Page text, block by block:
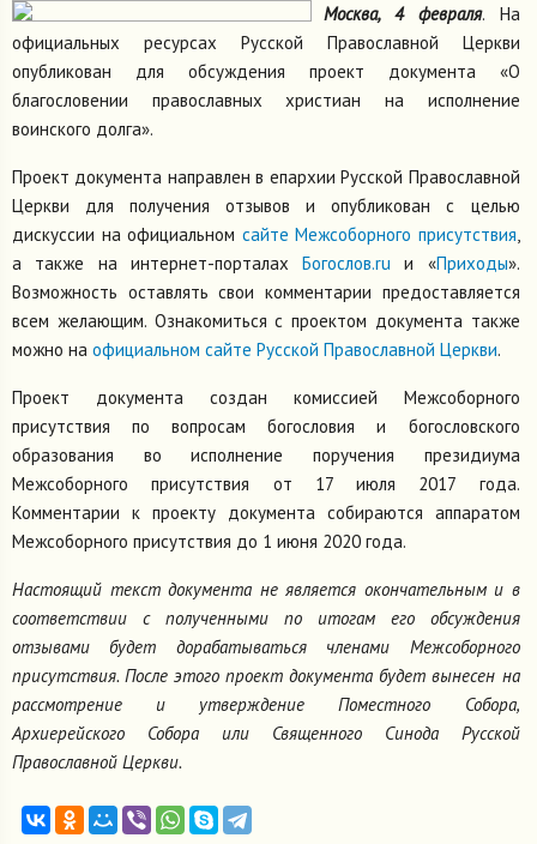
Москва, 4 февраля. На
официальных ресурсах Русской Православной Церкви
опубликован для обсуждения проект документа «О
благословении православных христиан на исполнение
воинского долга».
Проект документа направлен в епархии Русской Православной
Церкви для получения отзывов и опубликован с целью
дискуссии на официальном сайте Межсоборного присутствия,
а также на интернет-порталахБогослов.ru и «Приходы».
Возможность оставлять свои комментарии предоставляется
всем желающим. Ознакомиться с проектом документа также
можно на официальном сайте Русской Православной Церкви.
Проект документа создан комиссией Межсоборного
присутствия по вопросам богословия и богословского
образования во исполнение поручения президиума
Межсоборного присутствия от 17 июля 2017 года.
Комментарии к проекту документа собираются аппаратом
Межсоборного присутствия до 1 июня 2020 года.
Настоящий текст документа не является окончательным и в
соответствии с полученными по итогам его обсуждения
отзывами будет дорабатываться членами Межсоборного
присутствия. После этого проект документа будет вынесен на
рассмотрение и утверждение Поместного Собора,
Архиерейского Собора или Священного Синода Русской
Православной Церкви.